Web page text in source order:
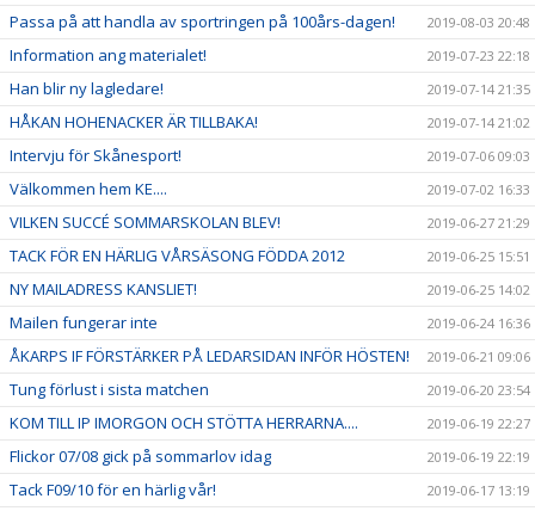
Passa på att handla av sportringen på 100års-dagen! 2019-08-03 20:48
Information ang materialet! 2019-07-23 22:18
Han blir ny lagledare! 2019-07-14 21:35
HÅKAN HOHENACKER ÄR TILLBAKA! 2019-07-14 21:02
Intervju för Skånesport! 2019-07-06 09:03
Välkommen hem KE.... 2019-07-02 16:33
VILKEN SUCCÉ SOMMARSKOLAN BLEV! 2019-06-27 21:29
TACK FÖR EN HÄRLIG VÅRSÄSONG FÖDDA 2012 2019-06-25 15:51
NY MAILADRESS KANSLIET! 2019-06-25 14:02
Mailen fungerar inte 2019-06-24 16:36
ÅKARPS IF FÖRSTÄRKER PÅ LEDARSIDAN INFÖR HÖSTEN! 2019-06-21 09:06
Tung förlust i sista matchen 2019-06-20 23:54
KOM TILL IP IMORGON OCH STÖTTA HERRARNA.... 2019-06-19 22:27
Flickor 07/08 gick på sommarlov idag 2019-06-19 22:19
Tack F09/10 för en härlig vår! 2019-06-17 13:19